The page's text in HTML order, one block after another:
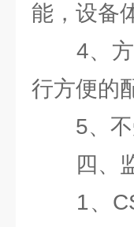
能，设备
4、方
行方便的
5、不
四、监
1、CS